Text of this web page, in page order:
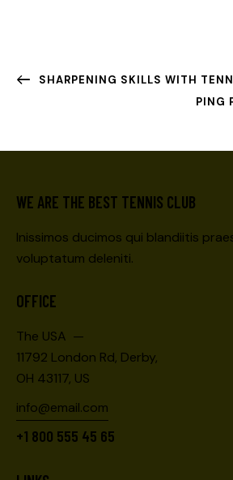
SHARPENING SKILLS WITH
PING
WE ARE THE BEST TENNIS CLUB
Inissimos ducimos qui blandiitis
voluptatum deleniti.
OFFICE
The USA —
11792 London Rd, Derby,
OH 43117, US
info@email.com
+1 800 555 45 65